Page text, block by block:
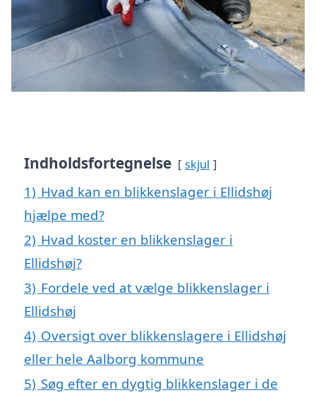
Indholdsfortegnelse skjul
1) Hvad kan en blikkenslager i Ellidshøj
hjælpe med?
2) Hvad koster en blikkenslager i
Ellidshøj?
3) Fordele ved at vælge blikkenslager i
Ellidshøj
4) Oversigt over blikkenslagere i Ellidshøj
eller hele Aalborg kommune
5) Søg efter en dygtig blikkenslager i de